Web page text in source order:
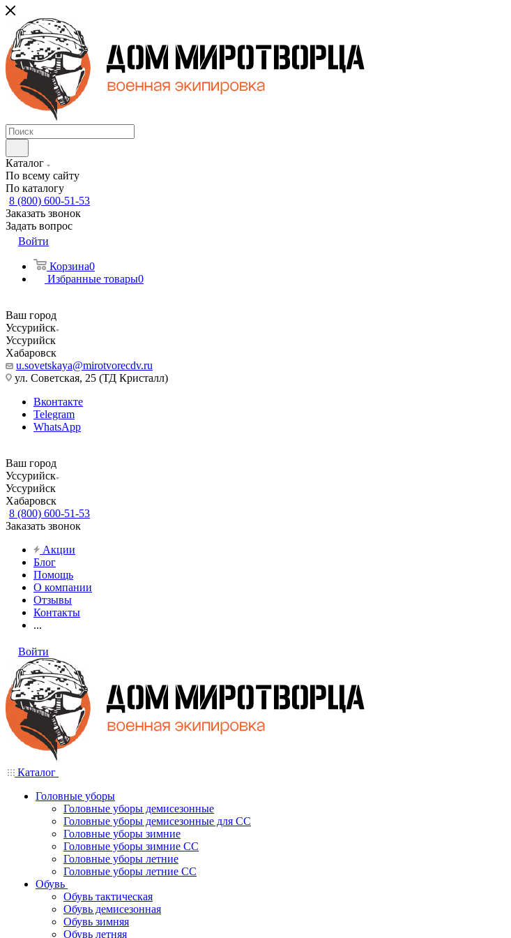
Каталог
По всему сайту
По каталогу
8 (800) 600-51-53
Заказать звонок
Задать вопрос
Войти
Корзина0
Избранные товары0
Ваш город
Уссурийск
Уссурийск
Хабаровск
u.sovetskaya@mirotvorecdv.ru
ул. Советская, 25 (ТД Кристалл)
Вконтакте
Telegram
WhatsApp
Ваш город
Уссурийск
Уссурийск
Хабаровск
8 (800) 600-51-53
Заказать звонок
Акции
Блог
Помощь
О компании
Отзывы
Контакты
...
Войти
Каталог
Головные уборы
Головные уборы демисезонные
Головные уборы демисезонные для СС
Головные уборы зимние
Головные уборы зимние СС
Головные уборы летние
Головные уборы летние СС
Обувь
Обувь тактическая
Обувь демисезонная
Обувь зимняя
Обувь летняя